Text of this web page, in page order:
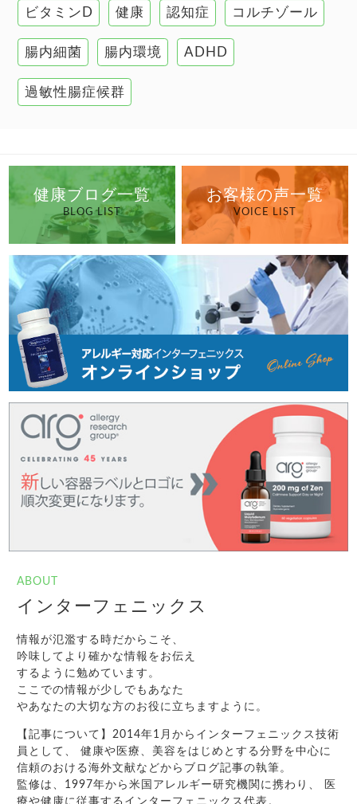
自己免疫疾患
高血圧
ビタミンD 健康 認知症 コルチゾール
腸内細菌 腸内環境 ADHD
過敏性腸症候群
健康ブログ一覧
BLOG LIST
お客様の声一覧
VOICE LIST
ABOUT
インターフェニックス
情報が氾濫する時だからこそ、
吟味してより確かな情報をお伝え
するように勉めています。
ここでの情報が少しでもあなた
やあなたの大切な方のお役に立ちますように。
【記事について】2014年1月からインターフェニックス技術
員として、 健康や医療、美容をはじめとする分野を中心に
信頼のおける海外文献などからブログ記事の執筆。
監修は、1997年から米国アレルギー研究機関に携わり、 医
療や健康に従事するインターフェニックス代表。